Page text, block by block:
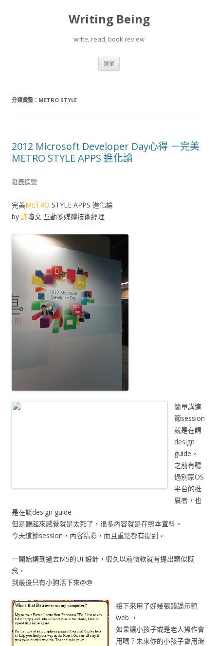
Writing Being
write, read, book review
選單
分類彙整： METRO STYLE
2012 Microsoft Developer Day心得 －完美
METRO STYLE APPS 進化論
發表迴響
完美METRO STYLE APPS 進化論
by 許瓊文 互動多媒體技術經理
簡單講這
節session
就是在講
design
guide。
之前有聽
過別家OS
平台的推
廣者，也
是在談design guide
但是聽起來感覺就是太死了，很多內容就是在照本宣科。
今天這節session，內容精彩，而且重點都有提到。
一開始講到過去MS的UI 設計，很久以前微軟就有提出類似概
念，
到最後只有小狗活下來@@
接下來用了好幾張錯誤示範
web ，
如果讓小孩子或是老人操作會
用嗎？未來你的小孩子會用滑